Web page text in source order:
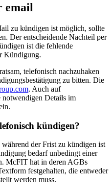
email
zu kündigen ist möglich, sollte
Der entscheidende Nachteil per
ist die fehlende
Kündigung.
telefonisch nachzuhaken
zu bitten. Die
. Auch auf
notwendigen Details im
kündigen?
der Frist zu kündigen ist
bedarf unbedingt einer
McFIT hat in deren AGBs
festgehalten, die entweder
werden muss.